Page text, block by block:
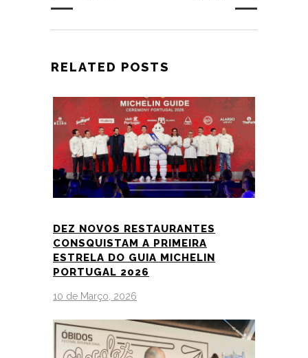
RELATED POSTS
DEZ NOVOS RESTAURANTES
CONSQUISTAM A PRIMEIRA
ESTRELA DO GUIA MICHELIN
PORTUGAL 2026
10 de Março, 2026